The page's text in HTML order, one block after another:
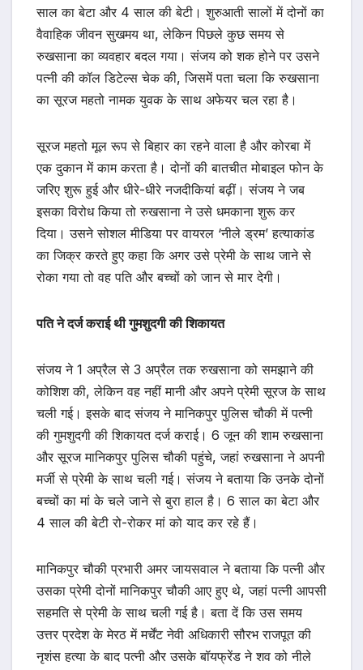
साल का बेटा और 4 साल की बेटी। शुरुआती सालों में दोनों का
वैवाहिक जीवन सुखमय था, लेकिन पिछले कुछ समय से
रुखसाना का व्यवहार बदल गया। संजय को शक होने पर उसने
पत्नी की कॉल डिटेल्स चेक की, जिसमें पता चला कि रुखसाना
का सूरज महतो नामक युवक के साथ अफेयर चल रहा है।
सूरज महतो मूल रूप से बिहार का रहने वाला है और कोरबा में
एक दुकान में काम करता है। दोनों की बातचीत मोबाइल फोन के
जरिए शुरू हुई और धीरे-धीरे नजदीकियां बढ़ीं। संजय ने जब
इसका विरोध किया तो रुखसाना ने उसे धमकाना शुरू कर
दिया। उसने सोशल मीडिया पर वायरल ‘नीले ड्रम’ हत्याकांड
का जिक्र करते हुए कहा कि अगर उसे प्रेमी के साथ जाने से
रोका गया तो वह पति और बच्चों को जान से मार देगी।
पति ने दर्ज कराई थी गुमशुदगी की शिकायत
संजय ने 1 अप्रैल से 3 अप्रैल तक रुखसाना को समझाने की
कोशिश की, लेकिन वह नहीं मानी और अपने प्रेमी सूरज के साथ
चली गई। इसके बाद संजय ने मानिकपुर पुलिस चौकी में पत्नी
की गुमशुदगी की शिकायत दर्ज कराई। 6 जून की शाम रुखसाना
और सूरज मानिकपुर पुलिस चौकी पहुंचे, जहां रुखसाना ने अपनी
मर्जी से प्रेमी के साथ चली गई। संजय ने बताया कि उनके दोनों
बच्चों का मां के चले जाने से बुरा हाल है। 6 साल का बेटा और
4 साल की बेटी रो-रोकर मां को याद कर रहे हैं।
मानिकपुर चौकी प्रभारी अमर जायसवाल ने बताया कि पत्नी और
उसका प्रेमी दोनों मानिकपुर चौकी आए हुए थे, जहां पत्नी आपसी
सहमति से प्रेमी के साथ चली गई है। बता दें कि उस समय
उत्तर प्रदेश के मेरठ में मर्चेंट नेवी अधिकारी सौरभ राजपूत की
नृशंस हत्या के बाद पत्नी और उसके बॉयफ्रेंड ने शव को नीले